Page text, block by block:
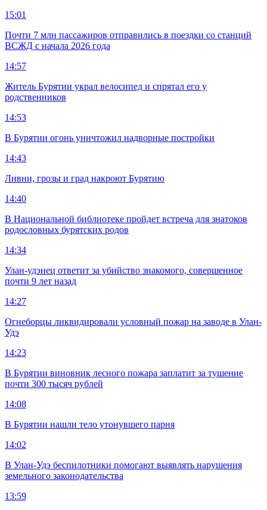
15:01
Почти 7 млн пассажиров отправились в поездки со станций
ВСЖД с начала 2026 года
14:57
Житель Бурятии украл велосипед и спрятал его у
родственников
14:53
В Бурятии огонь уничтожил надворные постройки
14:43
Ливни, грозы и град накроют Бурятию
14:40
В Национальной библиотеке пройдет встреча для знатоков
родословных бурятских родов
14:34
Улан-удэнец ответит за убийство знакомого, совершенное
почти 9 лет назад
14:27
Огнеборцы ликвидировали условный пожар на заводе в Улан-
Удэ
14:23
В Бурятии виновник лесного пожара заплатит за тушение
почти 300 тысяч рублей
14:08
В Бурятии нашли тело утонувшего парня
14:02
В Улан-Удэ беспилотники помогают выявлять нарушения
земельного законодательства
13:59